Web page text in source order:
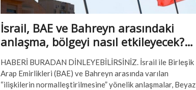
İsrail, BAE ve Bahreyn arasındaki
anlaşma, bölgeyi nasıl etkileyecek?…
HABERİ BURADAN DİNLEYEBİLİRSİNİZ. İsrail ile Birleşik
Arap Emirlikleri (BAE) ve Bahreyn arasında varılan
“ilişkilerin normalleştirilmesine” yönelik anlaşmalar, Beyaz